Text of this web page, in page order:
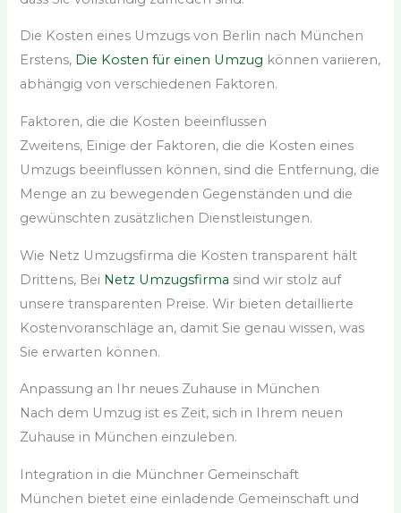
Die Kosten eines Umzugs von Berlin nach München
Erstens, Die Kosten für einen Umzug können variieren,
abhängig von verschiedenen Faktoren.
Faktoren, die die Kosten beeinflussen
Zweitens, Einige der Faktoren, die die Kosten eines
Umzugs beeinflussen können, sind die Entfernung, die
Menge an zu bewegenden Gegenständen und die
gewünschten zusätzlichen Dienstleistungen.
Wie Netz Umzugsfirma die Kosten transparent hält
Drittens, Bei Netz Umzugsfirma sind wir stolz auf
unsere transparenten Preise. Wir bieten detaillierte
Kostenvoranschläge an, damit Sie genau wissen, was
Sie erwarten können.
Anpassung an Ihr neues Zuhause in München
Nach dem Umzug ist es Zeit, sich in Ihrem neuen
Zuhause in München einzuleben.
Integration in die Münchner Gemeinschaft
München bietet eine einladende Gemeinschaft und